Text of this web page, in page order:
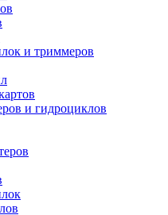
и триммеров
и гидроциклов